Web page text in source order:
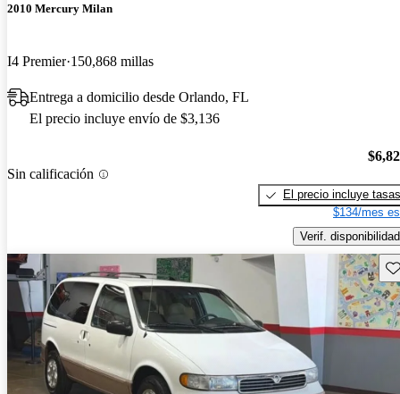
2010 Mercury Milan
I4 Premier 150,868 millas
Entrega a domicilio desde Orlando, FL
El precio incluye envío de $3,136
Sin calificación
El precio incluye tasas
$134/mes
Verif. disponibilidad